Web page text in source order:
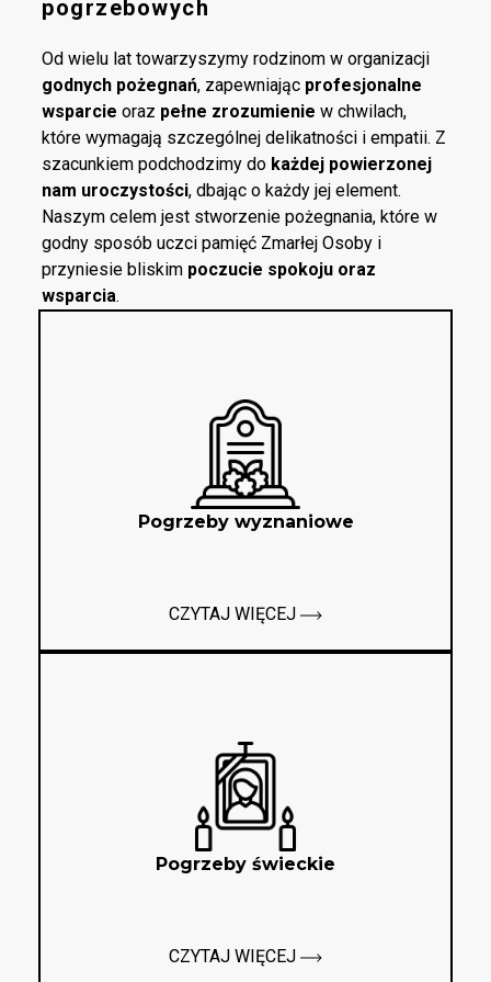
pogrzebowych
Od wielu lat towarzyszymy rodzinom w organizacji
godnych pożegnań, zapewniając profesjonalne
wsparcie oraz pełne zrozumienie w chwilach,
które wymagają szczególnej delikatności i empatii. Z
szacunkiem podchodzimy do każdej powierzonej
nam uroczystości, dbając o każdy jej element.
Naszym celem jest stworzenie pożegnania, które w
godny sposób uczci pamięć Zmarłej Osoby i
przyniesie bliskim poczucie spokoju oraz
wsparcia.
Pogrzeby wyznaniowe
CZYTAJ WIĘCEJ
Pogrzeby świeckie
CZYTAJ WIĘCEJ